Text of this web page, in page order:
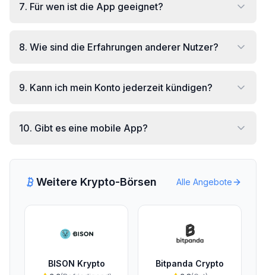
7. Für wen ist die App geeignet?
8. Wie sind die Erfahrungen anderer Nutzer?
9. Kann ich mein Konto jederzeit kündigen?
10. Gibt es eine mobile App?
Weitere Krypto-Börsen Alle Angebote
BISON Krypto Bitpanda Crypto